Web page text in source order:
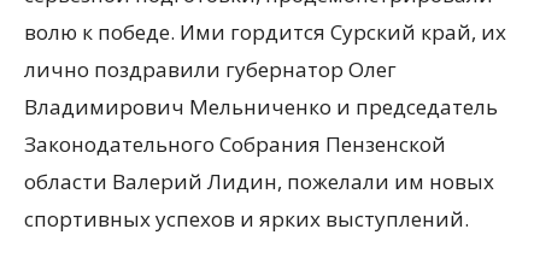
волю к победе. Ими гордится Сурский край, их
лично поздравили губернатор Олег
Владимирович Мельниченко и председатель
Законодательного Собрания Пензенской
области Валерий Лидин, пожелали им новых
спортивных успехов и ярких выступлений.